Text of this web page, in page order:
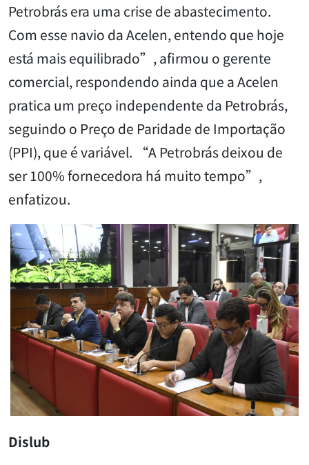
Petrobrás era uma crise de abastecimento.
Com esse navio da Acelen, entendo que hoje
está mais equilibrado”, afirmou o gerente
comercial, respondendo ainda que a Acelen
pratica um preço independente da Petrobrás,
seguindo o Preço de Paridade de Importação
(PPI), que é variável. “A Petrobrás deixou de
ser 100% fornecedora há muito tempo”,
enfatizou.
Dislub